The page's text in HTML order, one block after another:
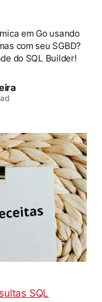
em Go usando
com seu SGBD?
do SQL Builder!
SQL